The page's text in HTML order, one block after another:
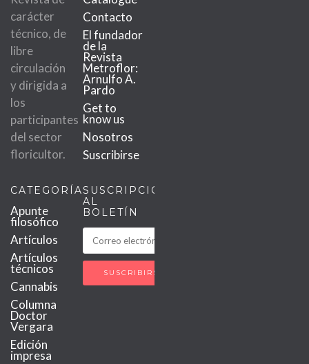
carácter
técnico, de
libre
circulación
y dirigida a
los
participantes
del sector
floricultor.
Contacto
El fundador
de la
Revista
Metroflor:
Arnulfo A.
Pardo
Get to
know us
Nosotros
Suscribirse
CATEGORÍAS
Apunte
filosófico
Artículos
Artículos
técnicos
Cannabis
Columna
Doctor
Vergara
Edición
impresa
SUSCRIPCIÓN
AL
BOLETÍN